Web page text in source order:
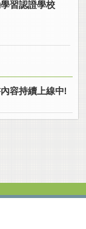
習認證學校
容持續上線中!